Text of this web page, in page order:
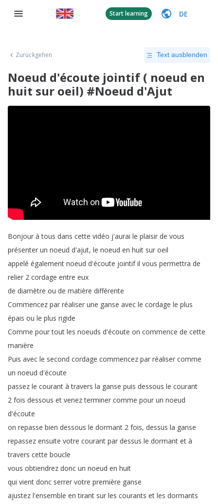
Start learning DE
Zurückgehen Text ausblenden
Noeud d'écoute jointif ( noeud en
huit sur oeil) #Noeud d'Ajut
Bonjour à tous dans cette vidéo j'aurai le plaisir de vous
présenter un noeud d'ajut, le noeud en huit sur oeil
appelé également noeud d'écoute jointif il vous permettra de
relier 2 cordage entre eux
de diamètre ou de matière différente
Commencez par réaliser une ganse avec le cordage le plus
épais ou le plus rigide
Comme pour tout les noeuds d'écoute on commence de cette
manière
Puis avec le second cordage commencez par réaliser comme
un noeud d'écoute
passez le courant à travers la ganse puis dessous le courant
2 fois dessous et venez terminer comme pour un noeud
d'écoute
on repasse bien dessous le dormant 2 fois, dessus la ganse
repassez ensuite votre courant par dessus le dormant et à
travers cette boucle
vous obtiendrez donc un noeud en huit
qui vient donc serrer votre première ganse
ajustez l'ensemble en tirant sur les courants et les dormants